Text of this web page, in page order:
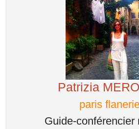
Patrizia
paris
Guide-conférencier